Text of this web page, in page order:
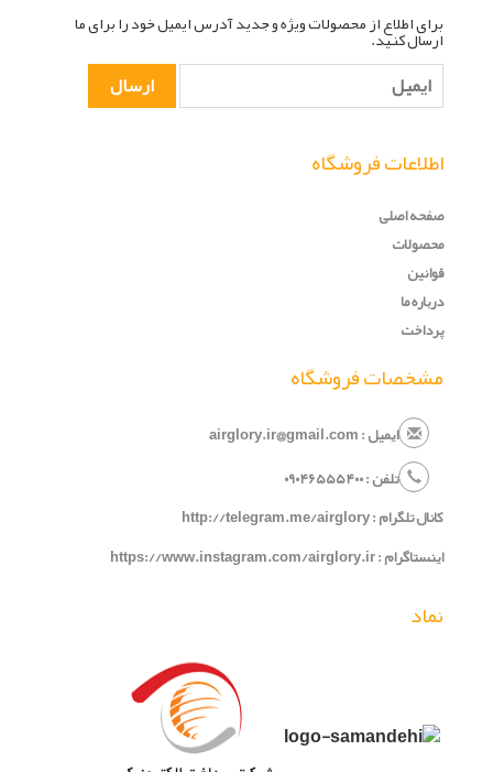
برای اطلاع از محصولات ویژه و جدید آدرس ایمیل خود را برای ما
ارسال کنید.
اطلاعات فروشگاه
صفحه اصلی
محصولات
قوانین
درباره ما
پرداخت
مشخصات فروشگاه
ایمیل : airglory.ir@gmail.com
تلفن :
۰۹۰۴۶۵۵۵۴۰۰
کانال تلگرام :http://telegram.me/airglory
اینستاگرام :https://www.instagram.com/airglory.ir
نماد